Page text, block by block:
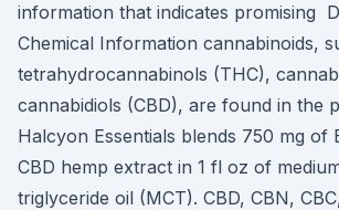
information that indicates promising
Chemical Information cannabinoids,
tetrahydrocannabinols (THC),
cannabidiols (CBD), are found in the
Halcyon Essentials blends 750 mg of
CBD hemp extract in 1 fl oz of
triglyceride oil (MCT). CBD, CBN,